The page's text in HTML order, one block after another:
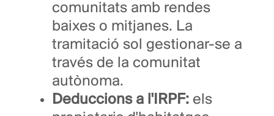
comunitats amb rendes
baixes o mitjanes. La
tramitació sol gestionar-se a
través de la comunitat
autònoma.
Deduccions a l'IRPF: els